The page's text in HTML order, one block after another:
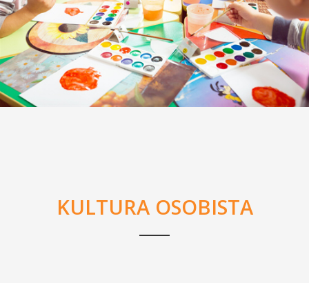
KULTURA OSOBISTA